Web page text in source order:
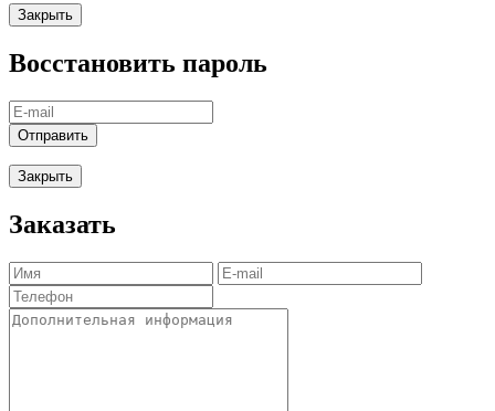
Закрыть
Восстановить пароль
Отправить
Закрыть
Заказать